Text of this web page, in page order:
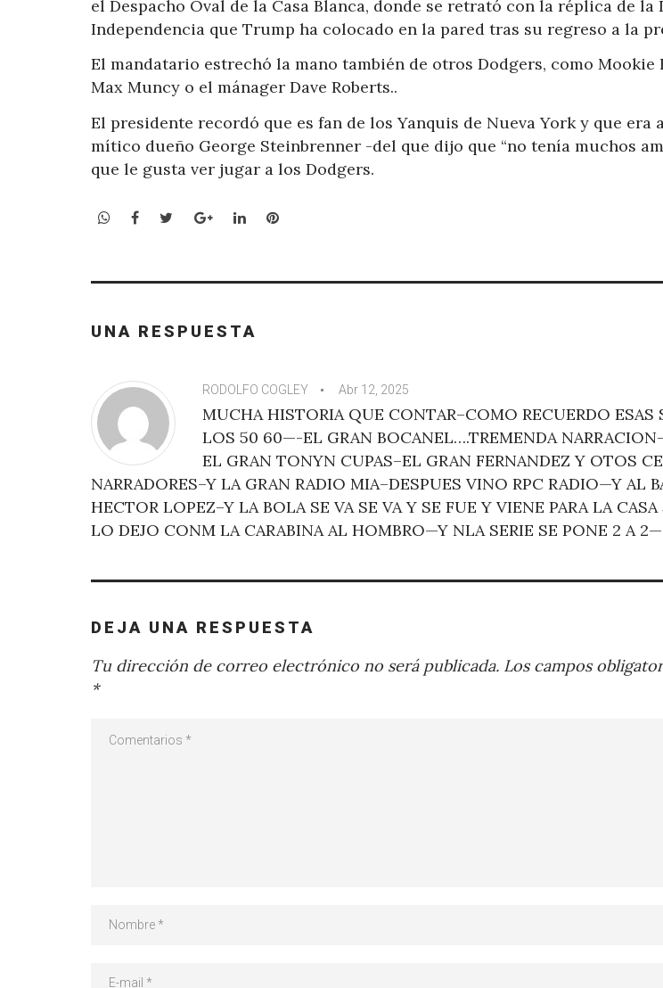
el Despacho Oval de la Casa Blanca, donde se retrató con la réplica de la
Independencia que Trump ha colocado en la pared tras su regreso a la
El mandatario estrechó la mano también de otros Dodgers, como Mookie
Max Muncy o el mánager Dave Roberts..
El presidente recordó que es fan de los Yanquis de Nueva York y que era
mítico dueño George Steinbrenner -del que dijo que “no tenía muchos
que le gusta ver jugar a los Dodgers.
WhatsApp
Facebook
TwitterGoogle+LinkedInPinterest
UNA RESPUESTA
RODOLFO COGLEY Abr 12, 2025
MUCHA HISTORIA QUE CONTAR–COMO RECUERDO ESAS
LOS 50 60—-EL GRAN BOCANEL….TREMENDA
EL GRAN TONYN CUPAS–EL GRAN FERNANDEZ Y OTOS
NARRADORES–Y LA GRAN RADIO MIA–DESPUES VINO RPC RADIO—Y AL
HECTOR LOPEZ–Y LA BOLA SE VA SE VA Y SE FUE Y VIENE PARA LA
LO DEJO CONM LA CARABINA AL HOMBRO—Y NLA SERIE SE PONE 2 A
DEJA UNA RESPUESTA
Tu dirección de correo electrónico no será publicada. Los campos
*